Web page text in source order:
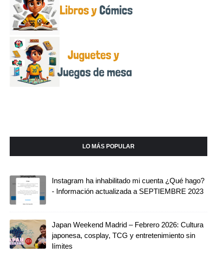
LO MÁS POPULAR
Instagram ha inhabilitado mi cuenta ¿Qué hago?
- Información actualizada a SEPTIEMBRE 2023
Japan Weekend Madrid – Febrero 2026: Cultura
japonesa, cosplay, TCG y entretenimiento sin
límites